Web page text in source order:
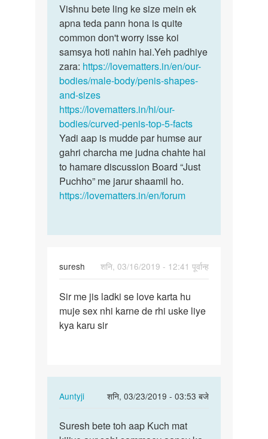
to
Meri
Lund
Hakka
sa
tedha
hai…
by
Vishnu
Vishnu
bete
ling
ke
size…
Vishnu bete ling ke size mein ek
apna teda pann hona is quite
common don't worry isse koi
samsya hoti nahin hai.Yeh padhiye
zara: https://lovematters.in/en/our-
bodies/male-body/penis-shapes-
and-sizes
https://lovematters.in/hi/our-
bodies/curved-penis-top-5-facts
Yadi aap is mudde par humse aur
gahri charcha me judna chahte hai
to hamare discussion Board “Just
Puchho” me jarur shaamil ho.
https://lovematters.in/en/forum
suresh
शनि, 03/16/2019 - 12:41 पूर्वान्ह
Sir
me
jis
Sir me jis ladki se love karta hu
muje sex nhi karne de rhi uske liye
kya karu sir
Auntyji
शनि, 03/23/2019 - 03:53 बजे
In
to
Suresh
Suresh bete toh aap Kuch mat